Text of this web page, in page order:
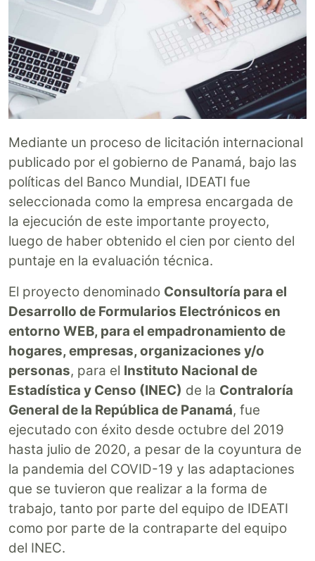
Mediante un proceso de licitación internacional
publicado por el gobierno de Panamá, bajo las
políticas del Banco Mundial, IDEATI fue
seleccionada como la empresa encargada de
la ejecución de este importante proyecto,
luego de haber obtenido el cien por ciento del
puntaje en la evaluación técnica.
El proyecto denominado Consultoría para el
Desarrollo de Formularios Electrónicos en
entorno WEB, para el empadronamiento de
hogares, empresas, organizaciones y/o
personas, para el Instituto Nacional de
Estadística y Censo (INEC) de la Contraloría
General de la República de Panamá, fue
ejecutado con éxito desde octubre del 2019
hasta julio de 2020, a pesar de la coyuntura de
la pandemia del COVID-19 y las adaptaciones
que se tuvieron que realizar a la forma de
trabajo, tanto por parte del equipo de IDEATI
como por parte de la contraparte del equipo
del INEC.